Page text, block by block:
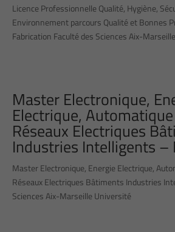
Licence Professionnelle Qualité, Hygiène,
Environnement parcours Qualité et Bonnes
Fabrication Faculté des Sciences Aix-
Master Electronique,
Electrique,
Réseaux Electriques
Industries Intelligents –
Master Electronique, Energie Electrique,
Réseaux Electriques Bâtiments Industries
Sciences Aix-Marseille Université